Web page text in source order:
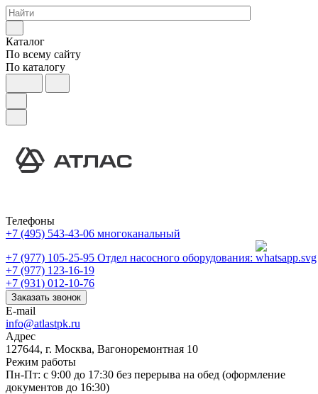
Каталог
По всему сайту
По каталогу
Телефоны
+7 (495) 543-43-06 многоканальный
+7 (977) 105-25-95 Отдел насосного оборудования:
+7 (977) 123-16-19
+7 (931) 012-10-76
Заказать звонок
E-mail
info@atlastpk.ru
Адрес
127644, г. Москва, Вагоноремонтная 10
Режим работы
Пн-Пт: с 9:00 до 17:30 без перерыва на обед (оформление
документов до 16:30)